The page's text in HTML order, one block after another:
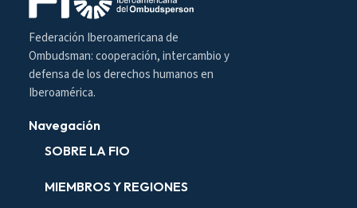
Federación Iberoamericana de
Ombudsman: cooperación, intercambio y
defensa de los derechos humanos en
Iberoamérica.
Navegación
SOBRE LA FIO
MIEMBROS Y REGIONES